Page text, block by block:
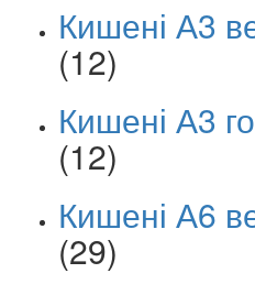
Кишені А3
(12)
Кишені А3
(12)
Кишені А6
(29)